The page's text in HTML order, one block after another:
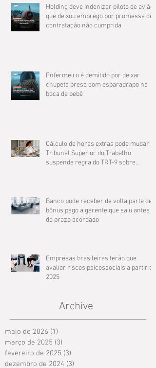
Holding deve indenizar piloto de avião
que deixou emprego por promessa de
contratação não cumprida
Enfermeiro é demitido por deixar
chupeta presa com esparadrapo na
boca de bebê
Cálculo de horas extras pode mudar: O
Tribunal Superior do Trabalho
suspende regra do TRT-9 sobre
Banco pode receber de volta parte de
bônus pago a gerente que saiu antes
do prazo acordado
Empresas brasileiras terão que
avaliar riscos psicossociais a partir de
2025
Archive
maio de 2026 (1)
março de 2025 (3)
fevereiro de 2025 (3)
dezembro de 2024 (3)